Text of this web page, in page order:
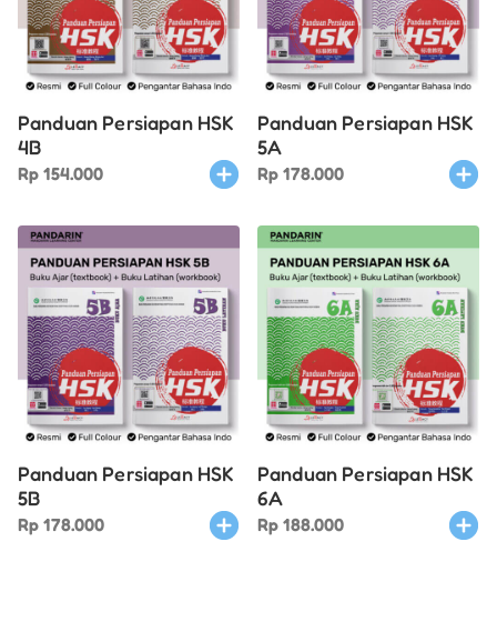
Panduan Persiapan HSK
4B
Rp 154.000
Panduan Persiapan HSK
5A
Rp 178.000
Panduan Persiapan HSK
5B
Rp 178.000
Panduan Persiapan HSK
6A
Rp 188.000